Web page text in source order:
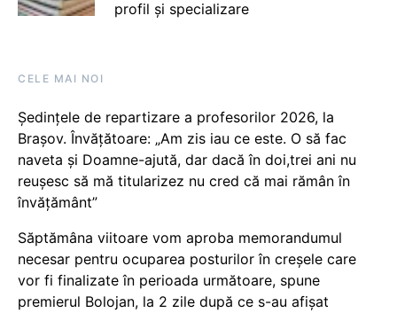
profil și specializare
CELE MAI NOI
Ședințele de repartizare a profesorilor 2026, la
Brașov. Învățătoare: „Am zis iau ce este. O să fac
naveta și Doamne-ajută, dar dacă în doi,trei ani nu
reușesc să mă titularizez nu cred că mai rămân în
învățământ”
Săptămâna viitoare vom aproba memorandumul
necesar pentru ocuparea posturilor în creșele care
vor fi finalizate în perioada următoare, spune
premierul Bolojan, la 2 zile după ce s-au afișat